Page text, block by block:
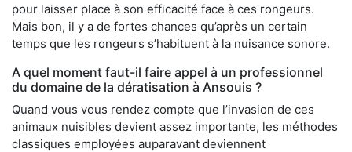
pour laisser place à son efficacité face à ces rongeurs.
Mais bon, il y a de fortes chances qu’après un certain
temps que les rongeurs s’habituent à la nuisance sonore.
A quel moment faut-il faire appel à un professionnel
du domaine de la dératisation à Ansouis ?
Quand vous vous rendez compte que l’invasion de ces
animaux nuisibles devient assez importante, les méthodes
classiques employées auparavant deviennent